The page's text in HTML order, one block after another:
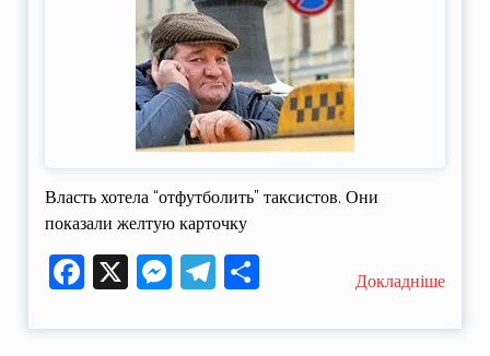
Власть хотела “отфутболить” таксистов. Они
показали желтую карточку
Facebook
X Messenger
Telegram
Поділитися
Докладніше